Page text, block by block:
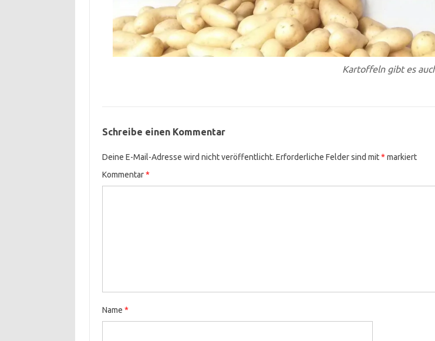
Kartoffeln gibt es
Schreibe einen Kommentar
Deine E-Mail-Adresse wird nicht veröffentlicht. Erforderliche Felder sind mit* markiert
Kommentar*
Name *